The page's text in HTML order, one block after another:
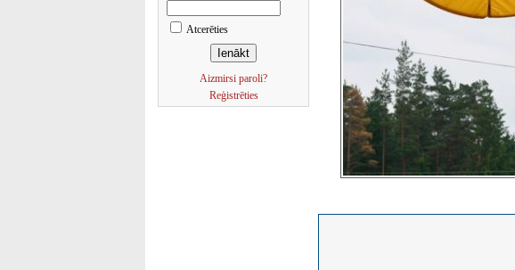
Atcerēties
Aizmirsi paroli?
Reģistrēties